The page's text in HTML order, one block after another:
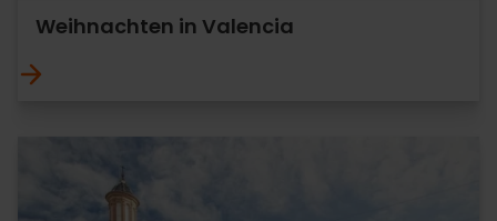
Weihnachten in Valencia